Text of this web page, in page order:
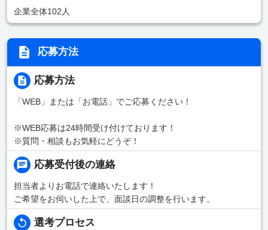
企業全体102人
応募方法
応募方法
「WEB」または「お電話」でご応募ください！
※WEB応募は24時間受け付けております！
※質問・相談もお気軽にどうぞ！
応募受付後の連絡
担当者よりお電話で連絡いたします！
ご希望をお伺いした上で、面談日の調整を行います。
選考プロセス